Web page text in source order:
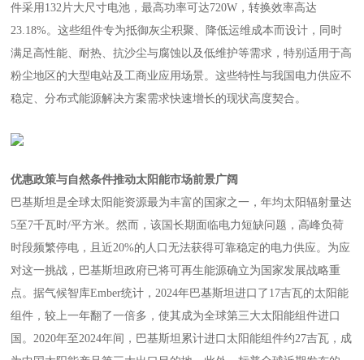
件采用132片大尺寸电池，最高功率可达720W，转换效率高达
23.18%。这些组件专为抵御灰尘积聚、降低运维成本而设计，同时
满足高性能、耐热、抗沙尘与腐蚀以及低维护等需求，特别适用于高
粉尘地区的大型电站及工商业应用场景。这些特性与我国电力供应不
稳定、分布式能源解决方案需求快速增长的现状高度契合。
优惠政策与自然条件推动太阳能市场前景广阔
巴基斯坦是全球太阳能资源最为丰富的国家之一，年均太阳辐射量达
5至7千瓦时/平方米。然而，该国长期面临电力短缺问题，高峰负荷
时段频繁停电，且近20%的人口无法获得可靠稳定的电力供应。为应
对这一挑战，巴基斯坦政府已将可再生能源确立为国家发展战略重
点。据气候智库Ember统计，2024年巴基斯坦进口了17吉瓦的太阳能
组件，较上一年翻了一倍多，使其成为全球第三大太阳能组件进口
国。2020年至2024年间，巴基斯坦累计进口太阳能组件约27吉瓦，成